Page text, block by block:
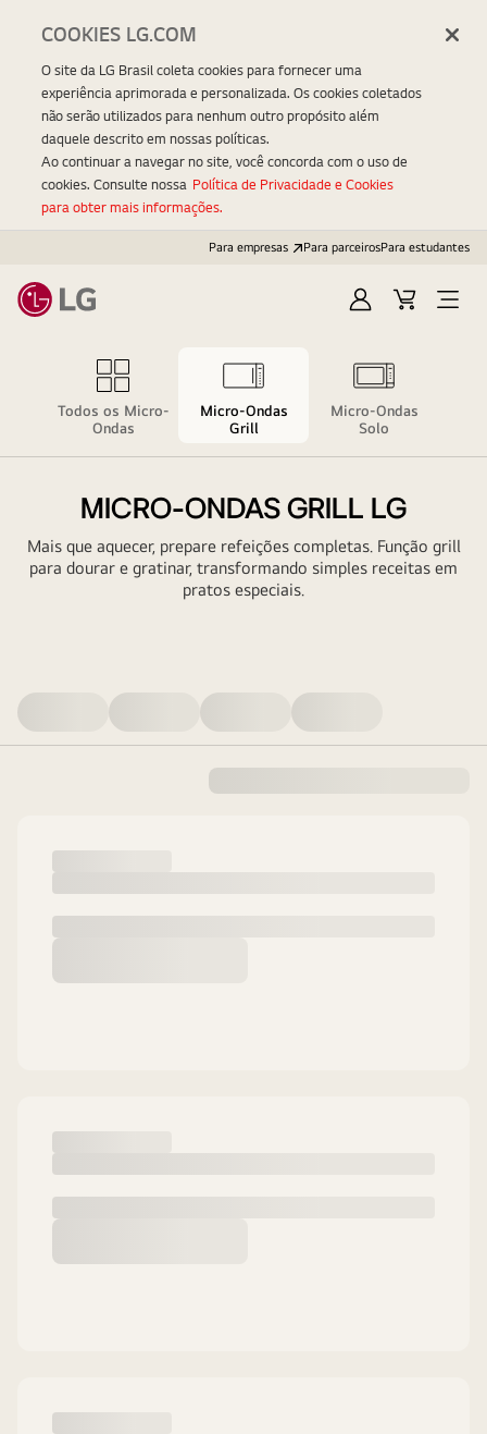
Para empresas Para parceirosPara estudantes
EntrarCarrinhoOpen
Todos os Micro-
Ondas
Micro-Ondas
Grill
Micro-Ondas
Solo
MICRO-ONDAS GRILL LG
Mais que aquecer, prepare refeições completas. Função grill
para dourar e gratinar, transformando simples receitas em
pratos especiais.
COOKIES LG.COM
O site da LG Brasil coleta cookies para fornecer uma
experiência aprimorada e personalizada. Os cookies coletados
não serão utilizados para nenhum outro propósito além
daquele descrito em nossas políticas.
Ao continuar a navegar no site, você concorda com o uso de
cookies. Consulte nossa Política de Privacidade e Cookies
para obter mais informações.